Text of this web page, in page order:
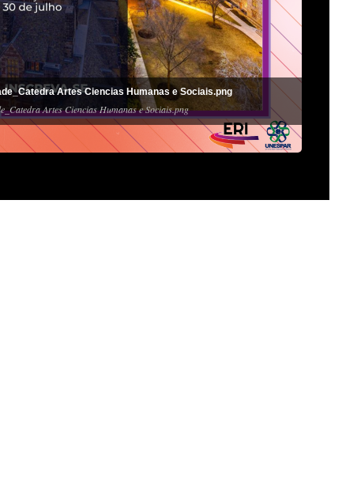
Artes Ciencias Humanas e Sociais.png
Artes Ciencias Humanas e Sociais.png